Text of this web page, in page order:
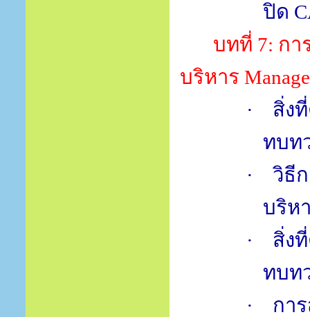
ปิด
บทที่ 7: กา
บริหาร
·
สิ่ง
ทบท
·
วิธี
บริห
·
สิ่ง
ทบท
·
กา